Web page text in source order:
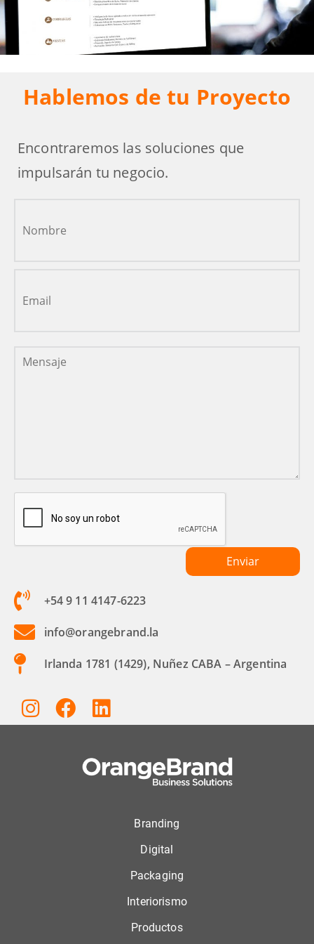
Hablemos de tu Proyecto
Encontraremos las soluciones que
impulsarán tu negocio.
+54 9 11 4147-6223
info@orangebrand.la
Irlanda 1781 (1429), Nuñez CABA – Argentina
Branding
Digital
Packaging
Interiorismo
Productos